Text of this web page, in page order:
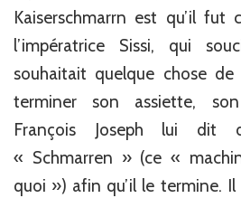
Kaiserschmarrn est qu’il fut
l’impératrice Sissi, qui
souhaitait quelque chose
terminer son assiette, son
François Joseph lui dit
« Schmarren » (ce «
quoi ») afin qu’il le termine. Il